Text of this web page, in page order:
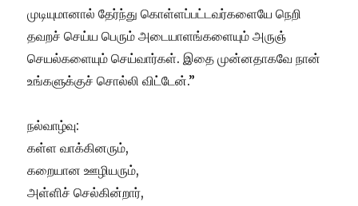
முடியுமானால் தேர்ந்து கொள்ளப்பட்டவர்களையே நெறி
தவறச் செய்ய பெரும் அடையாளங்களையும் அருஞ்
செயல்களையும் செய்வார்கள். இதை முன்னதாகவே நான்
உங்களுக்குச் சொல்லி விட்டேன்.”
நல்வாழ்வு:
கள்ள வாக்கினரும்,
கறையான ஊழியரும்,
அள்ளிச் செல்கின்றார்,